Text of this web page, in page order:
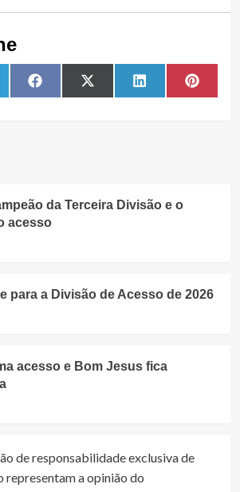
Share
on
FacebookShare
on
X
(Twitter)
Share
on
LinkedIn Share
on
da Terceira Divisão e o
acesso
para a Divisão de Acesso de 2026
acesso e Bom Jesus fica
de responsabilidade exclusiva de
representam a opinião do